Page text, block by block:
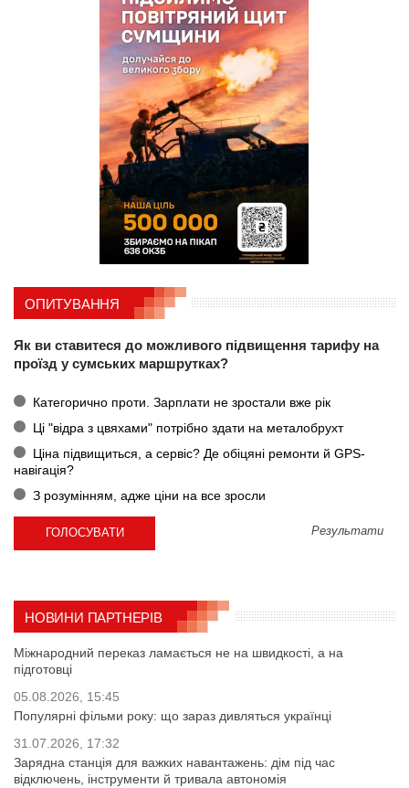
ОПИТУВАННЯ
Як ви ставитеся до можливого підвищення тарифу на
проїзд у сумських маршрутках?
Категорично проти. Зарплати не зростали вже рік
Ці "відра з цвяхами" потрібно здати на металобрухт
Ціна підвищиться, а сервіс? Де обіцяні ремонти й GPS-
навігація?
З розумінням, адже ціни на все зросли
Результати
НОВИНИ ПАРТНЕРІВ
Міжнародний переказ ламається не на швидкості, а на
підготовці
05.08.2026, 15:45
Популярні фільми року: що зараз дивляться українці
31.07.2026, 17:32
Зарядна станція для важких навантажень: дім під час
відключень, інструменти й тривала автономія